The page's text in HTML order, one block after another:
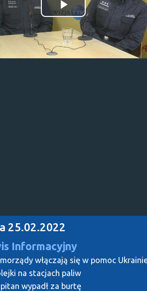
Odtwórz
wideo
25.02.2022
Informacyjny
włączają się w pomoc
na stacjach paliw
wypadł za burtę